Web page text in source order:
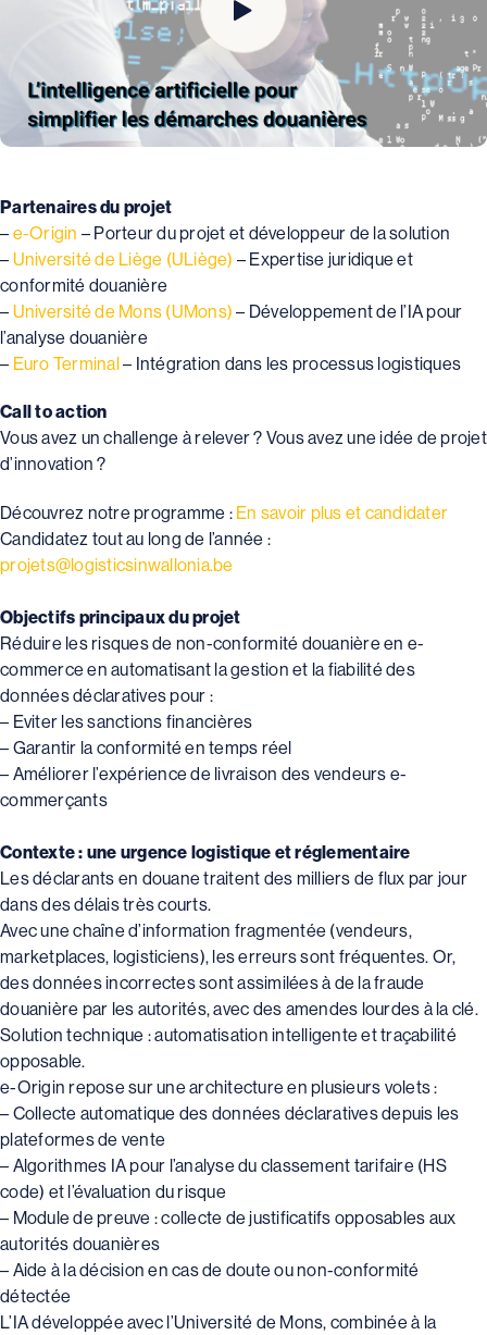
Partenaires du projet
– e-Origin – Porteur du projet et développeur de la solution
– Université de Liège (ULiège) – Expertise juridique et
conformité douanière
– Université de Mons (UMons) – Développement de l’IA pour
l’analyse douanière
– Euro Terminal– Intégration dans les processus logistiques
Call to action
Vous avez un challenge à relever ? Vous avez une idée de projet
d’innovation ?
Découvrez notre programme : En savoir plus et candidater
Candidatez tout au long de l’année :
projets@logisticsinwallonia.be
Objectifs principaux du projet
Réduire les risques de non-conformité douanière en e-
commerce en automatisant la gestion et la fiabilité des
données déclaratives pour :
– Eviter les sanctions financières
– Garantir la conformité en temps réel
– Améliorer l’expérience de livraison des vendeurs e-
commerçants
Contexte : une urgence logistique et réglementaire
Les déclarants en douane traitent des milliers de flux par jour
dans des délais très courts.
Avec une chaîne d’information fragmentée (vendeurs,
marketplaces, logisticiens), les erreurs sont fréquentes. Or,
des données incorrectes sont assimilées à de la fraude
douanière par les autorités, avec des amendes lourdes à la clé.
Solution technique : automatisation intelligente et traçabilité
opposable.
e-Origin repose sur une architecture en plusieurs volets :
– Collecte automatique des données déclaratives depuis les
plateformes de vente
– Algorithmes IA pour l’analyse du classement tarifaire (HS
code) et l’évaluation du risque
– Module de preuve : collecte de justificatifs opposables aux
autorités douanières
– Aide à la décision en cas de doute ou non-conformité
détectée
L’IA développée avec l’Université de Mons, combinée à la